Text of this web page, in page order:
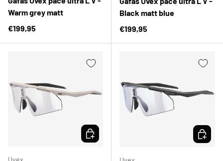
Warm grey matt
Precio normal
€199,95
Black matt blue
Precio normal
€199,95
ELEGIR OPCIONES ELEGIR